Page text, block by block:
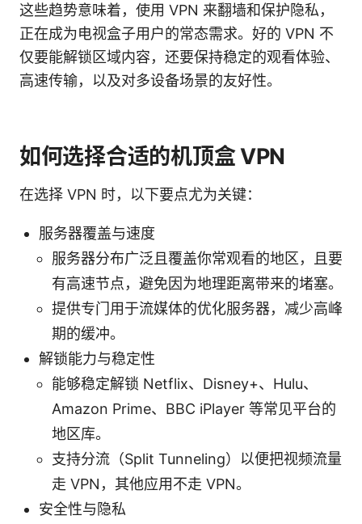
这些趋势意味着，使用 VPN 来翻墙和保护隐私，
正在成为电视盒子用户的常态需求。好的 VPN 不
仅要能解锁区域内容，还要保持稳定的观看体验、
高速传输，以及对多设备场景的友好性。
如何选择合适的机顶盒 VPN
在选择 VPN 时，以下要点尤为关键：
服务器覆盖与速度
服务器分布广泛且覆盖你常观看的地区，且要
有高速节点，避免因为地理距离带来的堵塞。
提供专门用于流媒体的优化服务器，减少高峰
期的缓冲。
解锁能力与稳定性
能够稳定解锁 Netflix、Disney+、Hulu、
Amazon Prime、BBC iPlayer 等常见平台的
地区库。
支持分流（Split Tunneling）以便把视频流量
走 VPN，其他应用不走 VPN。
安全性与隐私